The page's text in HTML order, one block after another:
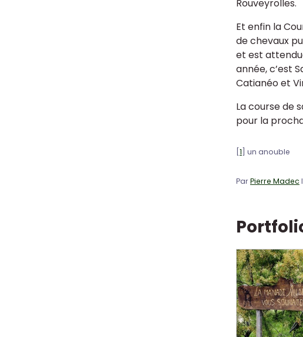
Rouveyrolles.
Et enfin la
de chevaux
et est
année, c’est
Catianéo et
La course de
pour la
1 un anouble
ParPierre Madec